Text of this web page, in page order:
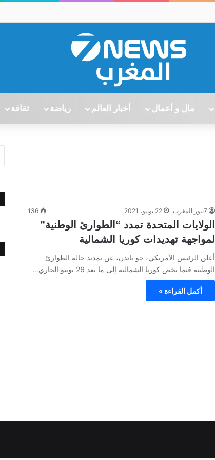
مال و أعمال أخبار العالم رياضة ثقافة
7نيوز المغرب 22 يونيو، 2021 136
الولايات المتحدة تمدد “الطوارئ الوطنية”
لمواجهة تهديدات كوريا الشمالية
أعلن الرئيس الأمريكي، جو بايدن، عن تمديد حالة الطوارئ
الوطنية فيما يخص كوريا الشمالية إلى ما بعد 26 يونيو الجاري…
أكمل القراءة »